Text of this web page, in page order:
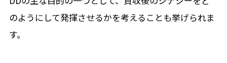
のようにして発揮させるかを考えることも挙げられま
す。